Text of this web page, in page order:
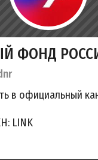
ФОНД
в официальный
LINK